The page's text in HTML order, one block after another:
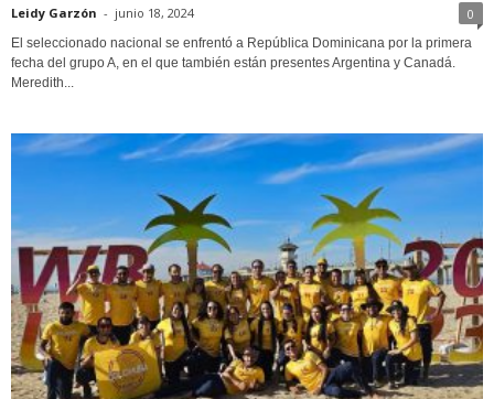
Leidy Garzón - junio 18, 2024 0
El seleccionado nacional se enfrentó a República Dominicana por la primera
fecha del grupo A, en el que también están presentes Argentina y Canadá.
Meredith...